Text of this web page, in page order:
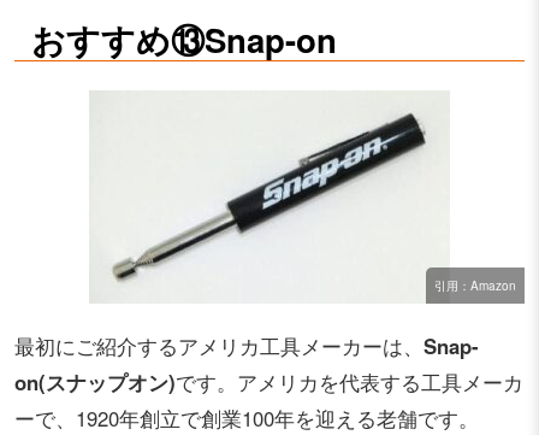
おすすめ⑬Snap-on
引用：Amazon
最初にご紹介するアメリカ工具メーカーは、 Snap-
on(スナップオン)です。アメリカを代表する工具メーカ
ーで、1920年創立で創業100年を迎える老舗です。